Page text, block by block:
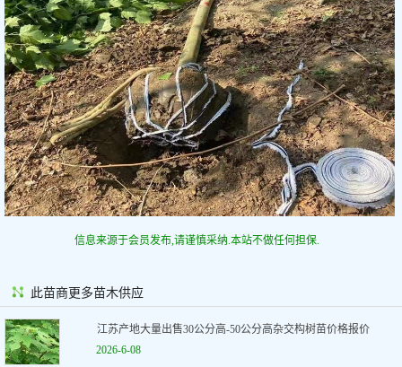
信息来源于会员发布,请谨慎采纳.本站不做任何担保.
此苗商更多苗木供应
江苏产地大量出售30公分高-50公分高杂交构树苗价格报价
2026-6-08